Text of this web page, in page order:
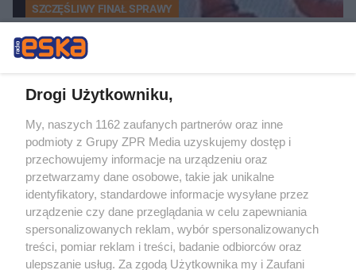
SZCZĘŚLIWY FINAŁ SPRAWY
Nastolatki odnalezione w Niemczech
NACIĄGACZE ATAKUJĄ
Drogi Użytkowniku,
My, naszych 1162 zaufanych partnerów oraz inne
podmioty z Grupy ZPR Media uzyskujemy dostęp i
przechowujemy informacje na urządzeniu oraz
przetwarzamy dane osobowe, takie jak unikalne
identyfikatory, standardowe informacje wysyłane przez
urządzenie czy dane przeglądania w celu zapewniania
spersonalizowanych reklam, wybór spersonalizowanych
treści, pomiar reklam i treści, badanie odbiorców oraz
ulepszanie usług. Za zgodą Użytkownika my i Zaufani